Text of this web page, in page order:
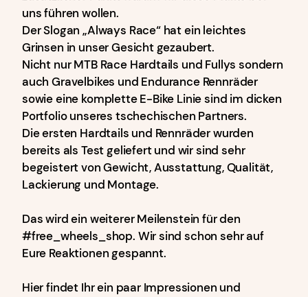
uns führen wollen.
Der Slogan „Always Race“ hat ein leichtes
Grinsen in unser Gesicht gezaubert.
Nicht nur MTB Race Hardtails und Fullys sondern
auch Gravelbikes und Endurance Rennräder
sowie eine komplette E-Bike Linie sind im dicken
Portfolio unseres tschechischen Partners.
Die ersten Hardtails und Rennräder wurden
bereits als Test geliefert und wir sind sehr
begeistert von Gewicht, Ausstattung, Qualität,
Lackierung und Montage.
Das wird ein weiterer Meilenstein für den
#free_wheels_shop. Wir sind schon sehr auf
Eure Reaktionen gespannt.
Hier findet Ihr ein paar Impressionen und